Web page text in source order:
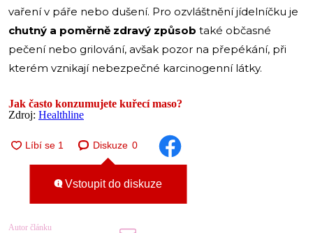
vaření v páře nebo dušení. Pro ozvláštnění jídelníčku je
chutný a poměrně zdravý způsob také občasné
pečení nebo grilování, avšak pozor na přepékání, při
kterém vznikají nebezpečné karcinogenní látky.
Jak často konzumujete kuřecí maso?
Zdroj: Healthline
Diskuze 0
Vstoupit do diskuze
Autor článku